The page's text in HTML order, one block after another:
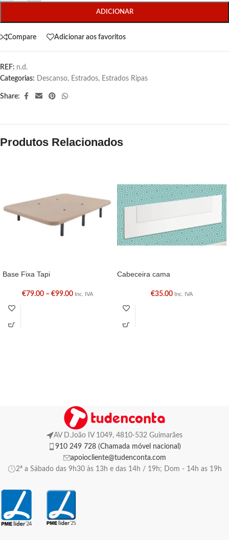
ADICIONAR
Compare Adicionar aos favoritos
REF: n.d.
Categorias: Descanso, Estrados, Estrados Ripas
Share:
Produtos Relacionados
Base Fixa Tapi
€79.00 – €99.00 Inc. IVA
Cabeceira cama
€35.00 Inc. IVA
AV D.João IV 1049, 4810-532 Guimarães
910 249 728 (Chamada móvel nacional)
apoiocliente@tudenconta.com
2ª a Sábado das 9h30 às 13h e das 14h / 19h; Dom - 14h as 19h